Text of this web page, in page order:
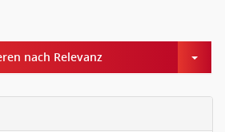
nach Relevanz